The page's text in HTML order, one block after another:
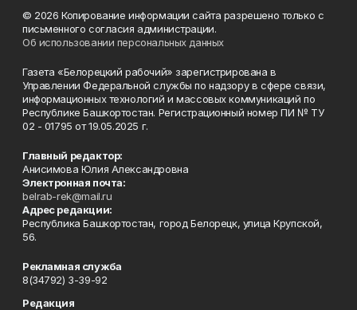
© 2026 Копирование информации сайта разрешено только с
письменного согласия администрации.
Об использовании персональных данных
Газета «Белорецкий рабочий» зарегистрирована в
Управлении Федеральной службы по надзору в сфере связи,
информационных технологий и массовых коммуникаций по
Республике Башкортостан. Регистрационный номер ПИ № ТУ
02 - 01795 от 19.05.2025 г.
Главный редактор:
Анисимова Юлия Александровна
Электронная почта:
belrab-rek@mail.ru
Адрес редакции:
Республика Башкортостан, город Белорецк, улица Крупской,
56.
Рекламная служба
8(34792) 3-39-92
Редакция